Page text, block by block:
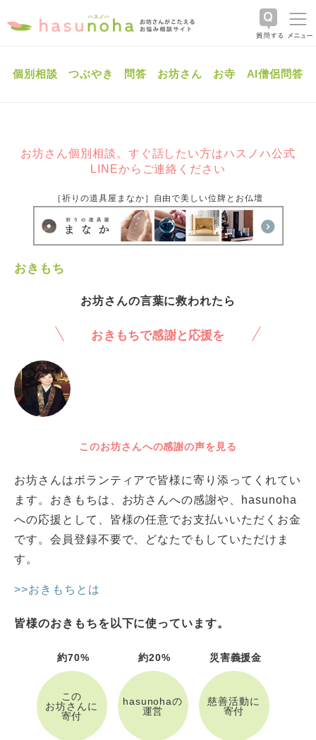
個別相談 つぶやき 問答 お坊さん お寺 AI僧侶問答
お坊さん個別相談。すぐ話したい方はハスノハ公式
LINEからご連絡ください
［祈りの道具屋まなか］自由で美しい位牌とお仏壇
おきもち
お坊さんの言葉に救われたら
おきもちで感謝と応援を
このお坊さんへの感謝の声を見る
お坊さんはボランティアで皆様に寄り添ってくれてい
ます。おきもちは、お坊さんへの感謝や、hasunoha
への応援として、皆様の任意でお支払いいただくお金
です。会員登録不要で、どなたでもしていただけま
す。
>>おきもちとは
皆様のおきもちを以下に使っています。
約70%
この
お坊さんに
寄付
約20%
hasunohaの
運営
災害義援金
慈善活動に
寄付